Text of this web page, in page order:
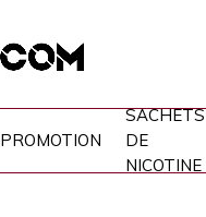
PROMOTION
SACHETS
DE
NICOTINE